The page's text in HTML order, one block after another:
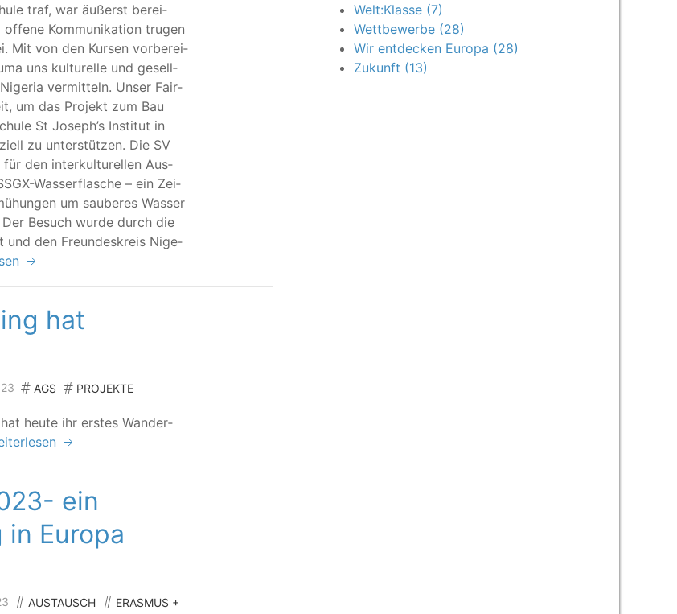
traf, war äußerst berei­
Kom­mu­ni­ka­ti­on tru­gen
Mit von den Kur­sen vor­be­rei­
uns kul­tu­rel­le und gesell­
ver­mit­teln. Unser Fair­
um das Pro­jekt zum Bau
St Jose­ph’s Insti­tut in
zu unter­stüt­zen. Die SV
für den inter­kul­tu­rel­len Aus­
Was­ser­fla­sche – ein Zei­
um sau­be­res Was­ser
Besuch wur­de durch die
und den Freun­des­kreis Nige­
hat
AGS PROJEKTE
heu­te ihr ers­tes Wan­der­
ein
Europa
AUSTAUSCH
ERASMUS +
Welt:Klasse (7)
Wettbewerbe (28)
Wir entdecken Europa (28)
Zukunft (13)